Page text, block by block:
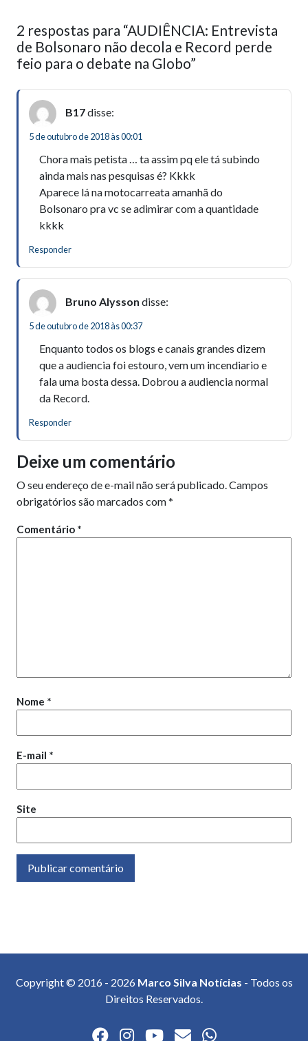
2 respostas para “AUDIÊNCIA: Entrevista
de Bolsonaro não decola e Record perde
feio para o debate na Globo”
B17disse:
5 de outubro de 2018 às 00:01
Chora mais petista … ta assim pq ele tá subindo
ainda mais nas pesquisas é? Kkkk
Aparece lá na motocarreata amanhã do
Bolsonaro pra vc se adimirar com a quantidade
kkkk
Responder
Bruno Alysson disse:
5 de outubro de 2018 às 00:37
Enquanto todos os blogs e canais grandes dizem
que a audiencia foi estouro, vem um incendiario e
fala uma bosta dessa. Dobrou a audiencia normal
da Record.
Responder
Deixe um comentário
O seu endereço de e-mail não será publicado.Campos
obrigatórios são marcados com*
Comentário *
Nome *
E-mail *
Site
Copyright © 2016 - 2026 Marco Silva Notícias - Todos os
Direitos Reservados.